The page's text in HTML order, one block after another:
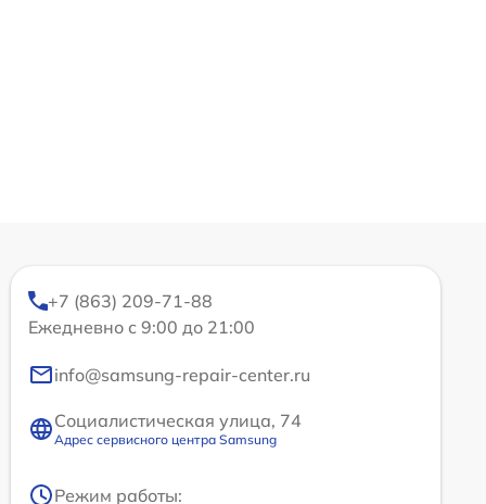
+7 (863) 209-71-88
Ежедневно с 9:00 до 21:00
info@samsung-repair-center.ru
Социалистическая улица, 74
Адрес сервисного центра Samsung
Режим работы: